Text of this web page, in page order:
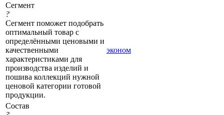
Сегмент
?
Сегмент поможет подобрать
оптимальный товар с
определёнными ценовыми и
качественными
характеристиками для
производства изделий и
пошива коллекций нужной
ценовой категории готовой
продукции.
эконом
Состав